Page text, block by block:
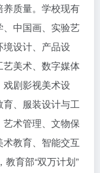
质量。学校现有
中国画、实验艺
设计、产品设
美术、数字媒体
剧影视美术设
、服装设计与工
术管理、文物保
教育、智能交互
育部“双万计划”